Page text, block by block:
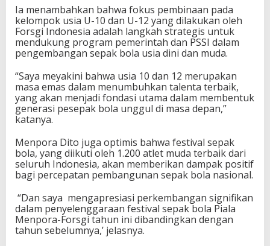
r
t
a
T
i
m
r
Ia menambahkan bahwa fokus pembinaan pada
kelompok usia U-10 dan U-12 yang dilakukan oleh
Forsgi Indonesia adalah langkah strategis untuk
mendukung program pemerintah dan PSSI dalam
pengembangan sepak bola usia dini dan muda.
“Saya meyakini bahwa usia 10 dan 12 merupakan
masa emas dalam menumbuhkan talenta terbaik,
yang akan menjadi fondasi utama dalam membentuk
generasi pesepak bola unggul di masa depan,”
katanya.
Menpora Dito juga optimis bahwa festival sepak
bola, yang diikuti oleh 1.200 atlet muda terbaik dari
seluruh Indonesia, akan memberikan dampak positif
bagi percepatan pembangunan sepak bola nasional.
“Dan saya mengapresiasi perkembangan signifikan
dalam penyelenggaraan festival sepak bola Piala
Menpora-Forsgi tahun ini dibandingkan dengan
tahun sebelumnya,’ jelasnya.